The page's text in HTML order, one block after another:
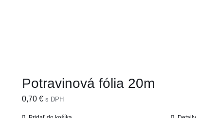
Potravinová fólia 20m
0,70 € s DPH